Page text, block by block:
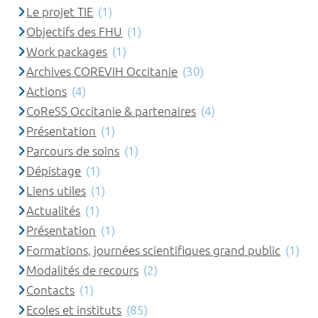
Le projet TIE (1)
Objectifs des FHU (1)
Work packages (1)
Archives COREVIH Occitanie (30)
Actions (4)
CoReSS Occitanie & partenaires (4)
Présentation (1)
Parcours de soins (1)
Dépistage (1)
Liens utiles (1)
Actualités (1)
Présentation (1)
Formations, journées scientifiques grand public (1)
Modalités de recours (2)
Contacts (1)
Ecoles et instituts (85)